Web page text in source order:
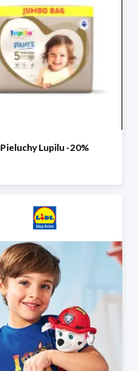
Pieluchy Lupilu -20%